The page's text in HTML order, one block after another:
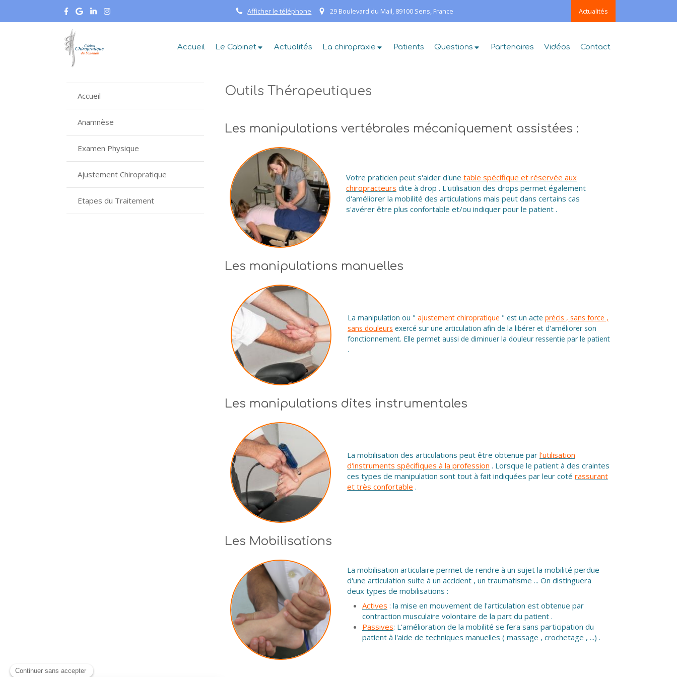
Afficher le téléphone 29 Boulevard du Mail, 89100 Sens, France Actualités
Accueil Le Cabinet Actualités La chiropraxie Patients Questions Partenaires Vidéos Contact
Outils Thérapeutiques
Les manipulations vertébrales mécaniquement assistées :
Votre praticien peut s'aider d'une table spécifique et réservée aux
chiropracteurs dite à drop . L'utilisation des drops permet également
d'améliorer la mobilité des articulations mais peut dans certains cas
s'avérer être plus confortable et/ou indiquer pour le patient .
Les manipulations manuelles
La manipulation ou " ajustement chiropratique " est un acte précis , sans force ,
sans douleurs exercé sur une articulation afin de la libérer et d'améliorer son
fonctionnement. Elle permet aussi de diminuer la douleur ressentie par le patient
.
Les manipulations dites instrumentales
La mobilisation des articulations peut être obtenue par l'utilisation
d'instruments spécifiques à la profession . Lorsque le patient à des craintes
ces types de manipulation sont tout à fait indiquées par leur coté rassurant
et très confortable .
Les Mobilisations
La mobilisation articulaire permet de rendre à un sujet la mobilité perdue
d'une articulation suite à un accident , un traumatisme ... On distinguera
deux types de mobilisations :
Actives : la mise en mouvement de l'articulation est obtenue par
contraction musculaire volontaire de la part du patient .
Passives: L'amélioration de la mobilité se fera sans participation du
patient à l'aide de techniques manuelles ( massage , crochetage , ...) .
Accueil
Anamnèse
Examen Physique
Ajustement Chiropratique
Etapes du Traitement